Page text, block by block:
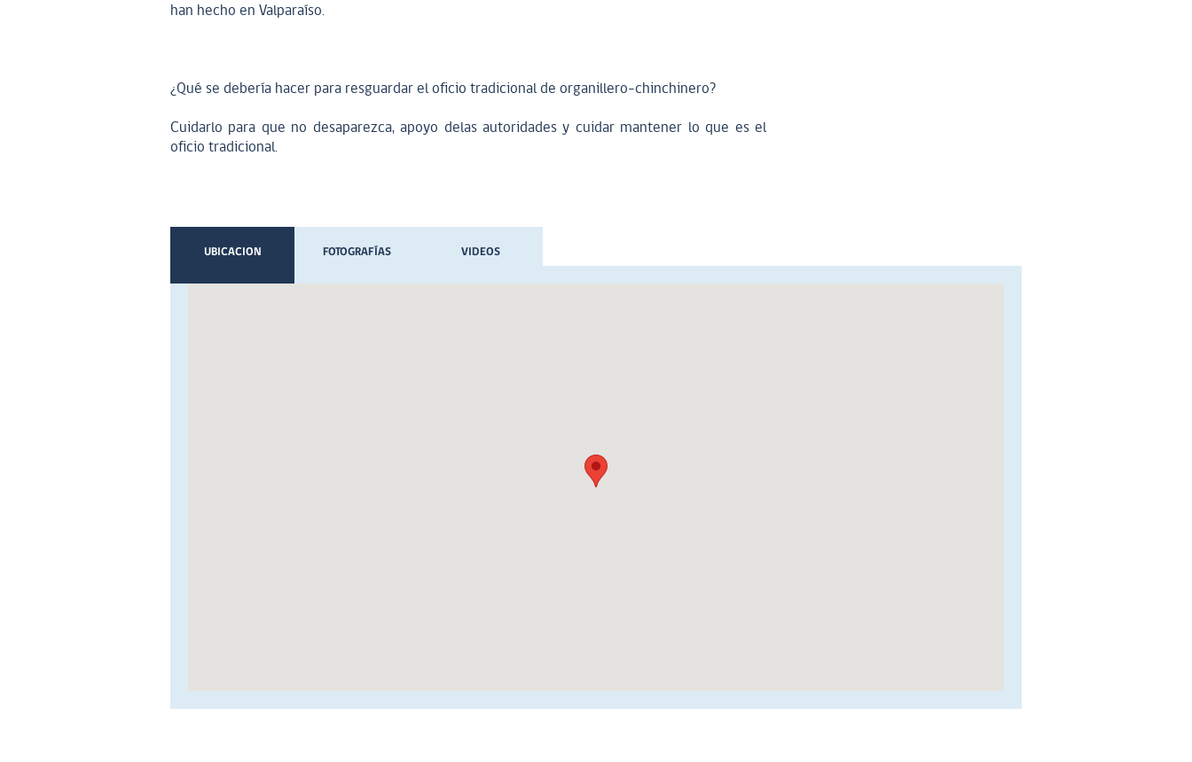
han hecho en Valparaíso.
¿Qué se debería hacer para resguardar el oficio tradicional de organillero-chinchinero?
Cuidarlo para que no desaparezca, apoyo delas autoridades y cuidar mantener lo que es el
oficio tradicional.
UBICACION FOTOGRAFÍAS VIDEOS